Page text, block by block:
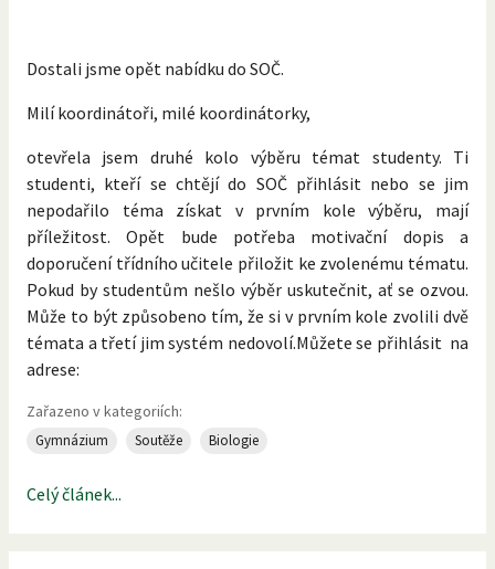
Dostali jsme opět nabídku do SOČ.
Milí koordinátoři, milé koordinátorky,
otevřela jsem druhé kolo výběru témat studenty. Ti
studenti, kteří se chtějí do SOČ přihlásit nebo se jim
nepodařilo téma získat v prvním kole výběru, mají
příležitost. Opět bude potřeba motivační dopis a
doporučení třídního učitele přiložit ke zvolenému tématu.
Pokud by studentům nešlo výběr uskutečnit, ať se ozvou.
Může to být způsobeno tím, že si v prvním kole zvolili dvě
témata a třetí jim systém nedovolí.Můžete se přihlásit na
adrese:
Zařazeno v kategoriích:
Gymnázium Soutěže Biologie
Celý článek...